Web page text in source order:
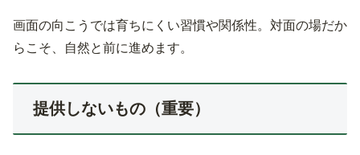
画面の向こうでは育ちにくい習慣や関係性。対面の場だか
らこそ、自然と前に進めます。
提供しないもの（重要）